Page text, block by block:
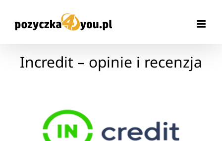
zawartości
Incredit – opinie i recenzja